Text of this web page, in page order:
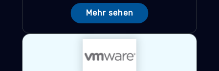
Mehr sehen